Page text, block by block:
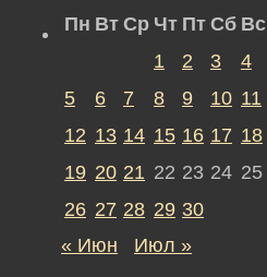
Пн Вт Ср Чт Пт Сб Вс
1
2 3
4
5
6 7 8 9 10 11
12 13 14 15 16 17 18
19 20 21 22 23 24 25
26 27 28 29 30
« Июн
Июл »